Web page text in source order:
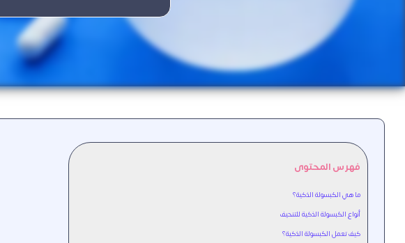
فهرس المحتوى
ما هي الكبسولة الذكية؟
أنواع الكبسولة الذكية للتنحيف
كيف تعمل الكبسولة الذكية؟